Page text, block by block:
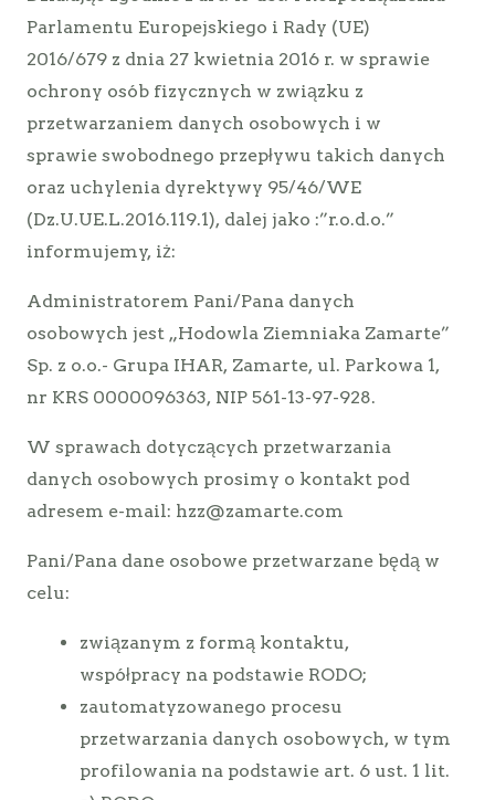
Parlamentu Europejskiego i Rady (UE)
2016/679 z dnia 27 kwietnia 2016 r. w sprawie
ochrony osób fizycznych w związku z
przetwarzaniem danych osobowych i w
sprawie swobodnego przepływu takich danych
oraz uchylenia dyrektywy 95/46/WE
(Dz.U.UE.L.2016.119.1), dalej jako :”r.o.d.o.”
informujemy, iż:
Administratorem Pani/Pana danych
osobowych jest „Hodowla Ziemniaka Zamarte”
Sp. z o.o.- Grupa IHAR, Zamarte, ul. Parkowa 1,
nr KRS 0000096363, NIP 561-13-97-928.
W sprawach dotyczących przetwarzania
danych osobowych prosimy o kontakt pod
adresem e-mail: hzz@zamarte.com
Pani/Pana dane osobowe przetwarzane będą w
celu:
związanym z formą kontaktu,
współpracy na podstawie RODO;
zautomatyzowanego procesu
przetwarzania danych osobowych, w tym
profilowania na podstawie art. 6 ust. 1 lit.